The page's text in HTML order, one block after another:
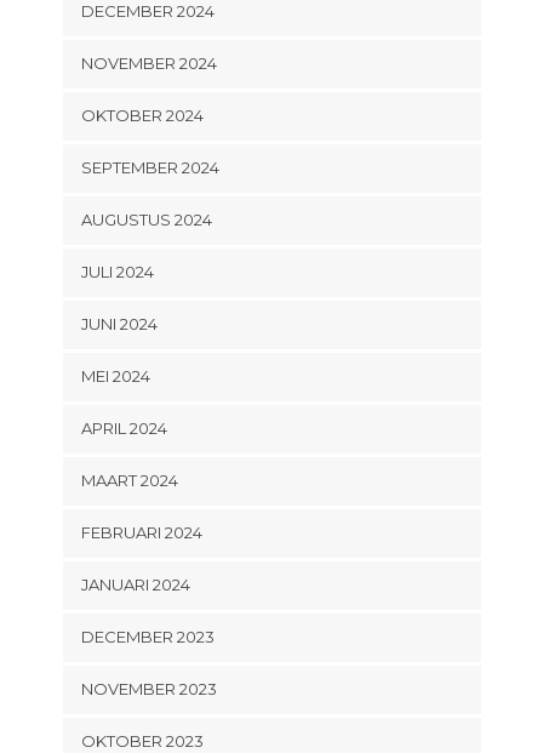
DECEMBER 2024
NOVEMBER 2024
OKTOBER 2024
SEPTEMBER 2024
AUGUSTUS 2024
JULI 2024
JUNI 2024
MEI 2024
APRIL 2024
MAART 2024
FEBRUARI 2024
JANUARI 2024
DECEMBER 2023
NOVEMBER 2023
OKTOBER 2023